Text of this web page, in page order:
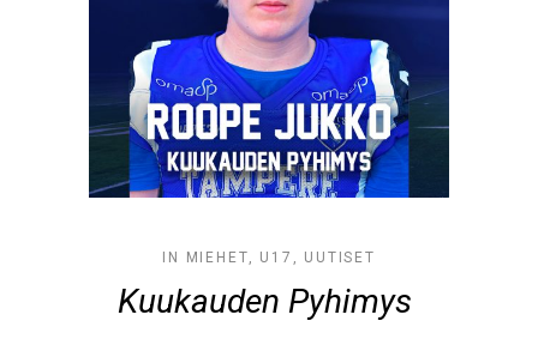
IN MIEHET, U17 , UUTISET
Kuukauden Pyhimys